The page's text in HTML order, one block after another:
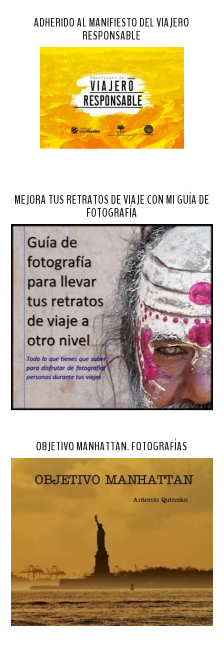
ADHERIDO AL MANIFIESTO DEL VIAJERO
RESPONSABLE
MEJORA TUS RETRATOS DE VIAJE CON MI GUÍA DE
FOTOGRAFÍA
OBJETIVO MANHATTAN. FOTOGRAFÍAS